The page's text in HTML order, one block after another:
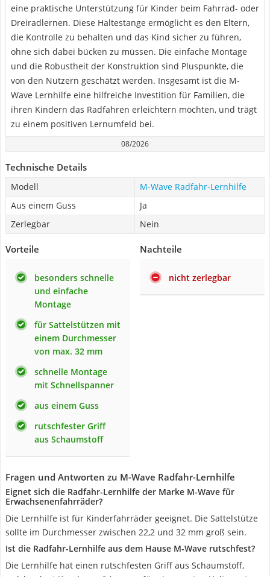
eine praktische Unterstützung für Kinder beim Fahrrad- oder
Dreiradlernen. Diese Haltestange ermöglicht es den Eltern,
die Kontrolle zu behalten und das Kind sicher zu führen,
ohne sich dabei bücken zu müssen. Die einfache Montage
und die Robustheit der Konstruktion sind Pluspunkte, die
von den Nutzern geschätzt werden. Insgesamt ist die M-
Wave Lernhilfe eine hilfreiche Investition für Familien, die
ihren Kindern das Radfahren erleichtern möchten, und trägt
zu einem positiven Lernumfeld bei.
08/2026
Technische Details
Modell
M-Wave Radfahr-Lernhilfe
Aus einem Guss
Ja
Zerlegbar
Nein
Vorteile
besonders schnelle
und einfache
Montage
für Sattelstützen mit
einem Durchmesser
von max. 32 mm
schnelle Montage
mit Schnellspanner
aus einem Guss
rutschfester Griff
aus Schaumstoff
Nachteile
nicht zerlegbar
Fragen und Antworten zu M-Wave Radfahr-Lernhilfe
Eignet sich die Radfahr-Lernhilfe der Marke M-Wave für
Erwachsenenfahrräder?
Die Lernhilfe ist für Kinderfahrräder geeignet. Die Sattelstütze
sollte im Durchmesser zwischen 22,2 und 32 mm groß sein.
Ist die Radfahr-Lernhilfe aus dem Hause M-Wave rutschfest?
Die Lernhilfe hat einen rutschfesten Griff aus Schaumstoff,